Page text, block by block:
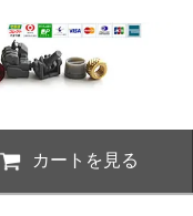
カートを見る